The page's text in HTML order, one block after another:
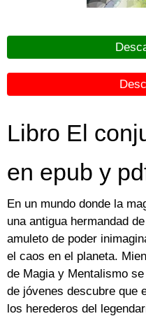
Libro El
en epub y
En un mundo donde la
una antigua hermandad
amuleto de poder
el caos en el planeta.
de Magia y Mentalismo
de jóvenes descubre que
los herederos del